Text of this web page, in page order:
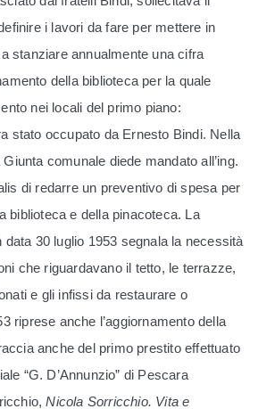
i lavori da fare per mettere in
stanziare annualmente una cifra
della biblioteca per la quale
nei locali del primo piano:
stato occupato da Ernesto Bindi. Nella
comunale diede mandato all’ing.
di redarre un preventivo di spesa per
biblioteca e della pinacoteca. La
data 30 luglio 1953 segnala la necessità
che riguardavano il tetto, le terrazze,
e gli infissi da restaurare o
riprese anche l’aggiornamento della
anche del primo prestito effettuato
“G. D’Annunzio” di Pescara
Nicola Sorricchio. Vita e